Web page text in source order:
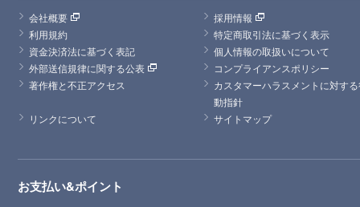
会社概要
採用情報
利用規約
特定商取引法に基づく表示
資金決済法に基づく表記
個人情報の取扱いについて
外部送信規律に関する公表
コンプライアンスポリシー
著作権と不正アクセス
カスタマーハラスメントに対す
動指針
リンクについて
サイトマップ
お支払い&ポイント